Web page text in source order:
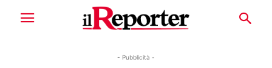
- Pubblicità -